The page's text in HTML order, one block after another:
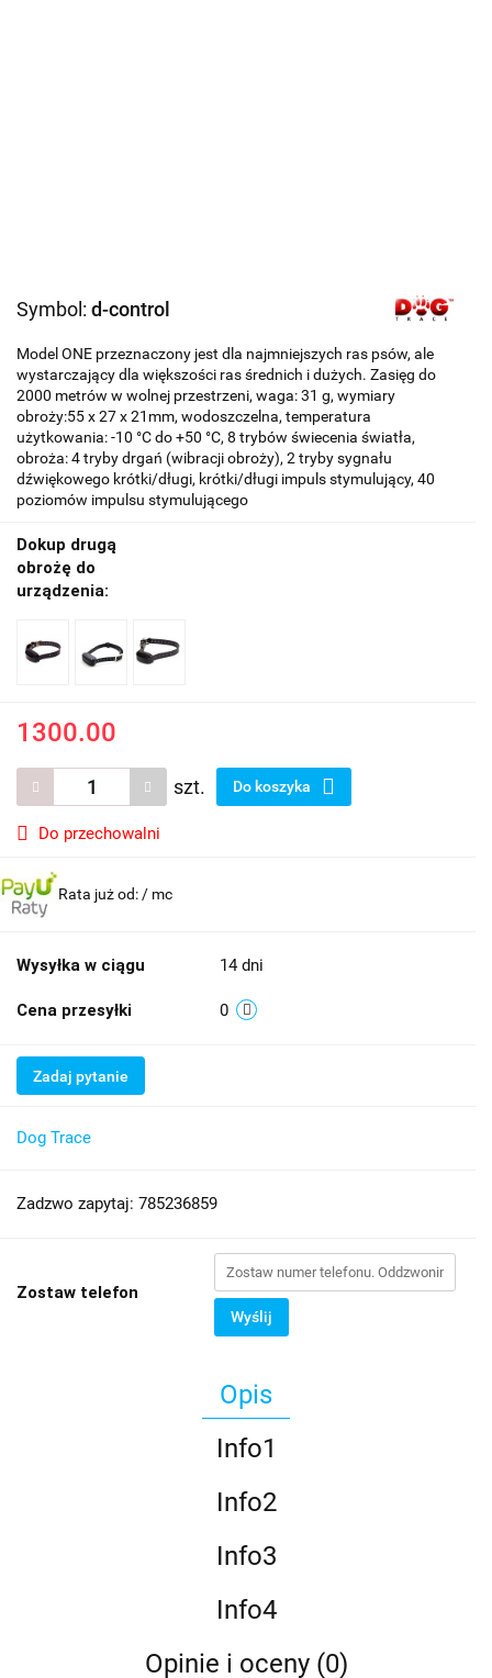
Symbol: d-control
Model ONE przeznaczony jest dla najmniejszych ras psów, ale
wystarczający dla większości ras średnich i dużych. Zasięg do
2000 metrów w wolnej przestrzeni, waga: 31 g, wymiary
obroży:55 x 27 x 21mm, wodoszczelna, temperatura
użytkowania: -10 °C do +50 °C, 8 trybów świecenia światła,
obroża: 4 tryby drgań (wibracji obroży), 2 tryby sygnału
dźwiękowego krótki/długi, krótki/długi impuls stymulujący, 40
poziomów impulsu stymulującego
Dokup drugą
obrożę do
urządzenia:
1300.00
szt. Do koszyka
Do przechowalni
Rata już od: / mc
Wysyłka w ciągu 14 dni
Cena przesyłki 0
Zadaj pytanie
Dog Trace
Zadzwo zapytaj: 785236859
Zostaw telefon
Wyślij
Opis
Info1
Info2
Info3
Info4
Opinie i oceny (0)